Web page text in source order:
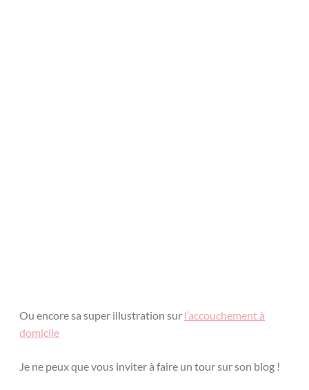
Ou encore sa super illustration sur l’accouchement à
domicile
Je ne peux que vous inviter à faire un tour sur son blog !